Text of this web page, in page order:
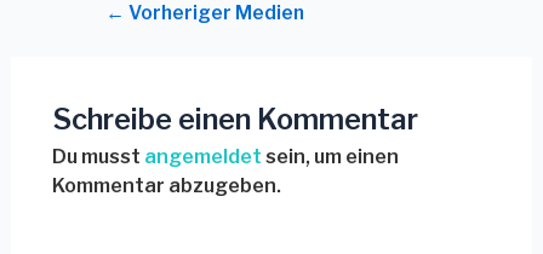
← Vorheriger Medien
Schreibe einen Kommentar
Du musst angemeldet sein, um einen
Kommentar abzugeben.